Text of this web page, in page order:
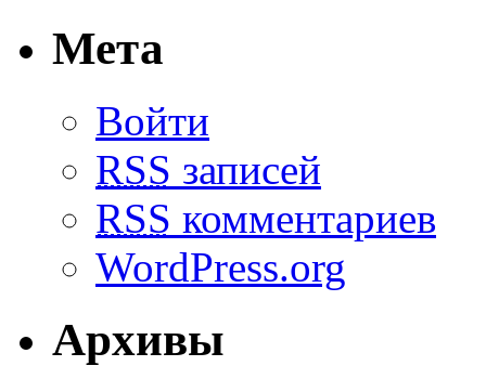
Мета
Войти
RSS записей
RSS комментариев
WordPress.org
Архивы